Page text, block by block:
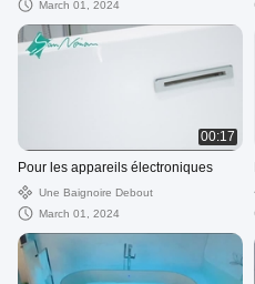
March 01, 2024
00:17
Pour les appareils électroniques
Une Baignoire Debout
March 01, 2024